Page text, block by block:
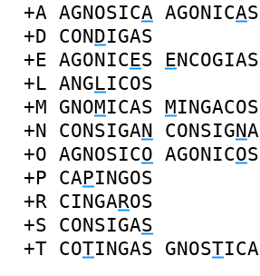
+A AGNOSICA AGONICAS
+D CONDIGAS
+E AGONICES ENCOGIAS
+L ANGLICOS
+M GNOMICAS MINGACOS
+N CONSIGAN CONSIGNA
+O AGNOSICO AGONICOS
+P CAPINGOS
+R CINGAROS
+S CONSIGAS
+T COTINGAS GNOSTICA